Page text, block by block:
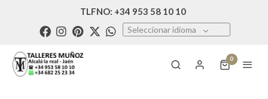
TLFNO: +34 953 58 10 10
Seleccionar idioma
0